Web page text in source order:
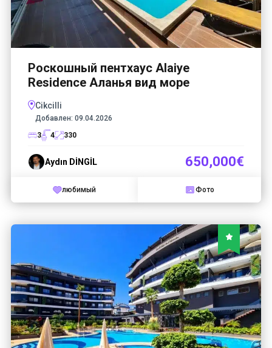
Роскошный пентхаус Alaiye
Residence Аланья вид море
Cikcilli
Добавлен: 09.04.2026
3
4 330
Aydın DİNGİL 650,000€
любимый Фото